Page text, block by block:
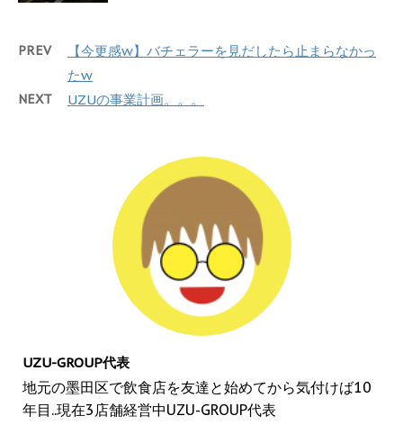
PREV
【今更感w】バチェラーを見だしたら止まらなかっ
たw
NEXT UZUの事業計画。。。
UZU-GROUP代表
地元の墨田区で飲食店を友達と始めてから気付けば10
年目..現在3店舗経営中UZU-GROUP代表